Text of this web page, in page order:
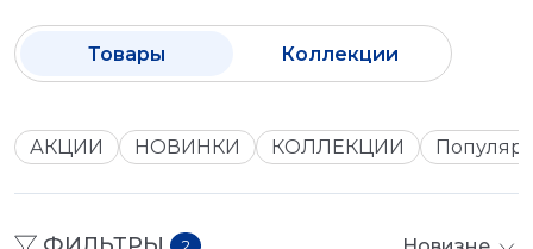
Товары Коллекции
АКЦИИ НОВИНКИ КОЛЛЕКЦИИ